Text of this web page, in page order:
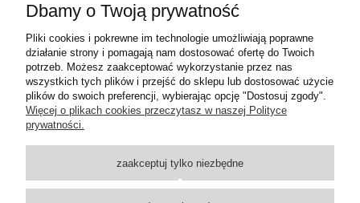
KRATKA WENTYLACYJNA NIERDZEWNA 13,5 / 17,2 cm
Pomoc
Dostawa
Moje konto
Dbamy o Twoją prywatność
Pliki cookies i pokrewne im technologie umożliwiają poprawne
działanie strony i pomagają nam dostosować ofertę do Twoich
potrzeb. Możesz zaakceptować wykorzystanie przez nas
wszystkich tych plików i przejść do sklepu lub dostosować użycie
plików do swoich preferencji, wybierając opcję "Dostosuj zgody".
Więcej o plikach cookies przeczytasz w naszej Polityce
prywatności.
zaakceptuj tylko niezbędne